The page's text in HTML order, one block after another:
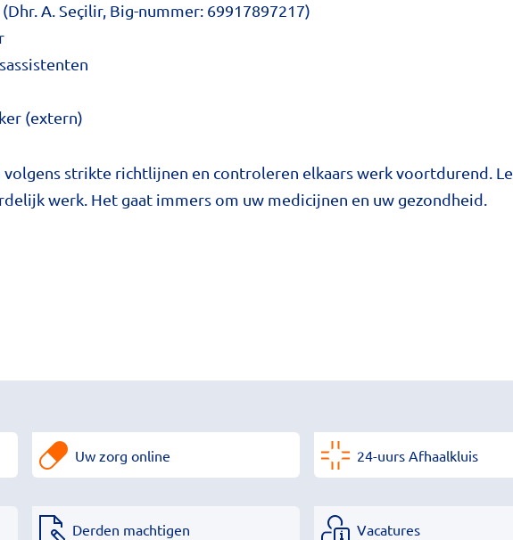
A. Seçilir, Big-nummer: 69917897217)
(extern)
strikte richtlijnen en controleren elkaars werk voortdurend.
werk. Het gaat immers om uw medicijnen en uw gezondheid.
Uw zorg online 24-uurs Afhaalkluis
Derden machtigen Vacatures